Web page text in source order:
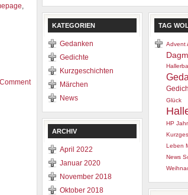
,
KATEGORIEN
Gedanken
Gedichte
Kurzgeschichten
Märchen
News
ARCHIV
April 2022
Januar 2020
November 2018
Oktober 2018
TAG
Advent
Glück
HP Jahr
Leben
News